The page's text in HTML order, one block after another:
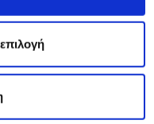
έναν
μας και
σας. Σας